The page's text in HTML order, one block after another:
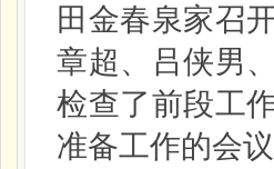
田金春泉家召
章超、吕侠男
检查了前段工
准备工作的会